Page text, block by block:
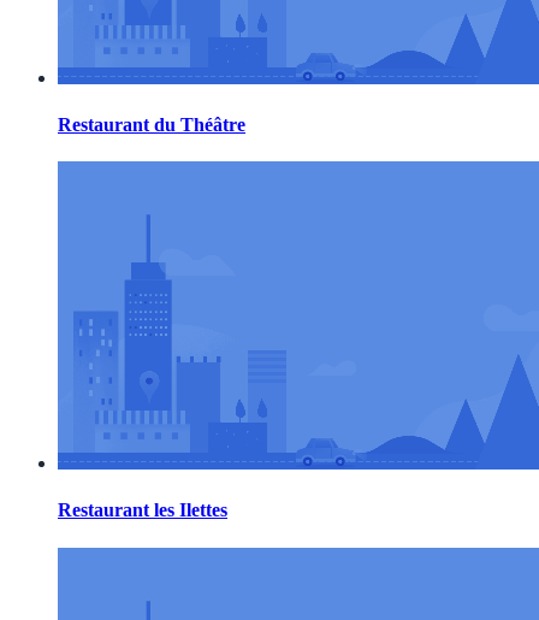
Restaurant du Théâtre
Restaurant les Ilettes